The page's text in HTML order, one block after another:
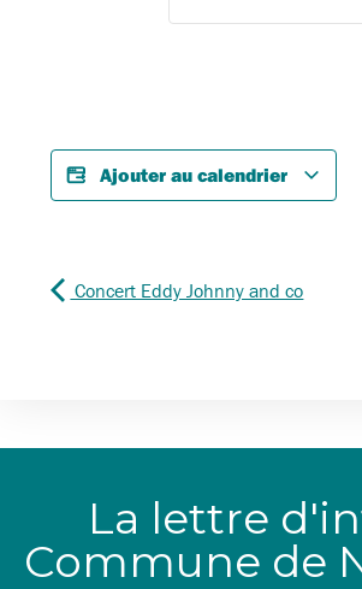
Ajouter au calendrier
Concert Eddy Johnny and co
La lettre
Commune de